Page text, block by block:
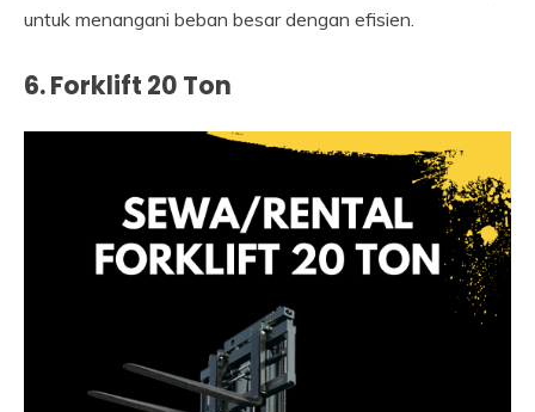
untuk menangani beban besar dengan efisien.
6. Forklift 20 Ton